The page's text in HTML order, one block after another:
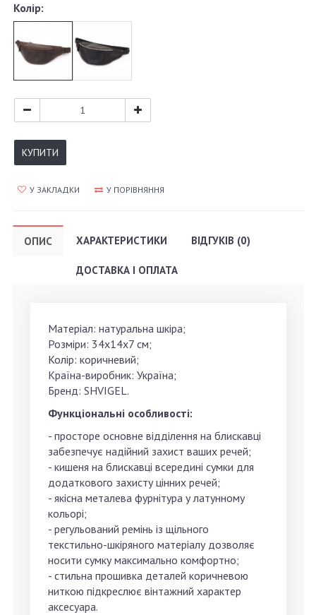
Колір:
КУПИТИ
У ЗАКЛАДКИ У ПОРІВНЯННЯ
ОПИС ХАРАКТЕРИСТИКИ ВІДГУКІВ (0)
ДОСТАВКА І ОПЛАТА
Матеріал: натуральна шкіра;
Розміри: 34х14х7 см;
Колір: коричневий;
Країна-виробник: Україна;
Бренд: SHVIGEL.
Функціональні особливості:
- просторе основне відділення на блискавці
забезпечує надійний захист ваших речей;
- кишеня на блискавці всередині сумки для
додаткового захисту цінних речей;
- якісна металева фурнітура у латунному
кольорі;
- регульований ремінь із щільного
текстильно-шкіряного матеріалу дозволяє
носити сумку максимально комфортно;
- стильна прошивка деталей коричневою
ниткою підкреслює вінтажний характер
аксесуара.